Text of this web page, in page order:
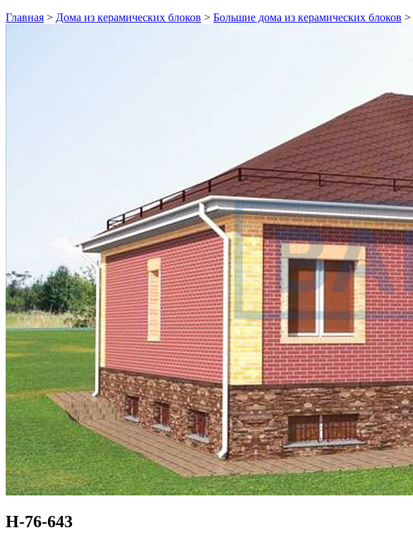
Главная > Дома из керамических блоков > Большие дома из керамических блоков >
Н-76-643